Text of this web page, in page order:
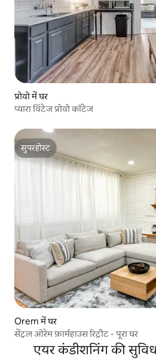
प्रोवो में घर
प्यारा विंटेज प्रोवो कॉटेज
सुपरहोस्ट
सुपरहोस्ट
Orem में घर
सेंट्रल ओरेम फ़ार्महाउस रिट्रीट - पूरा घर
एयर कंडीशनिंग की